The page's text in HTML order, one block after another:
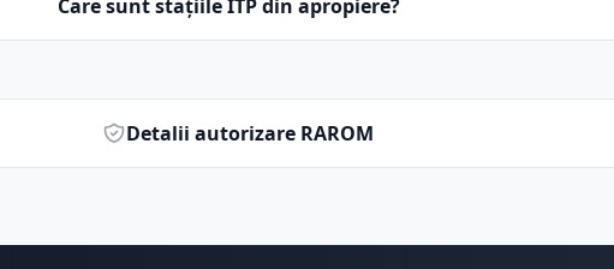
Care sunt stațiile ITP din apropiere?
Detalii autorizare RAROM